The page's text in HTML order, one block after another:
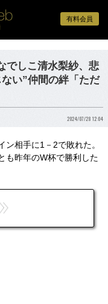
有料会員
でしこ清水梨紗、悲
い”仲間の絆「ただ
2024/07/28 12:04
相手に1－2で敗れた。
も昨年のW杯で勝利した